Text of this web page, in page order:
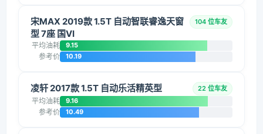
宋MAX 2019款 1.5T 自动智联睿逸天窗
型 7座 国VI
104 位车友
平均油耗 9.15
参考价 10.19
凌轩 2017款 1.5T 自动乐活精英型 22 位车友
平均油耗 9.16
参考价 10.49